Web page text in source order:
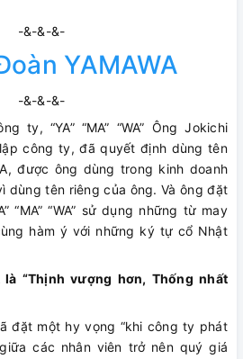
-&-&-&-
YAMAWA
-&-&-&-
ty, “YA” “MA” “WA” Ông Jokichi
công ty, đã quyết định dùng tên
được ông dùng trong kinh doanh
dùng tên riêng của ông. Và ông đặt
“MA” “WA” sử dụng những từ may
hàm ý với những ký tự cổ Nhật
là “Thịnh vượng hơn, Thống nhất
đặt một hy vọng “khi công ty phát
các nhân viên trở nên quý giá